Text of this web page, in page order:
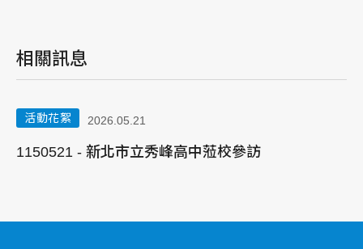
相關訊息
活動花絮 2026.05.21
1150521 - 新北市立秀峰高中蒞校參訪